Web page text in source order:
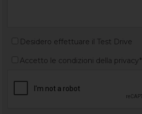
Desidero effettuare il Test Drive
Accetto le condizioni della privacy*